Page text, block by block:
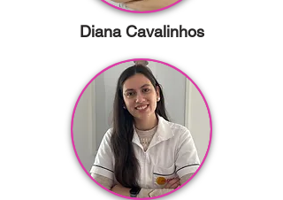
Diana Cavalinhos